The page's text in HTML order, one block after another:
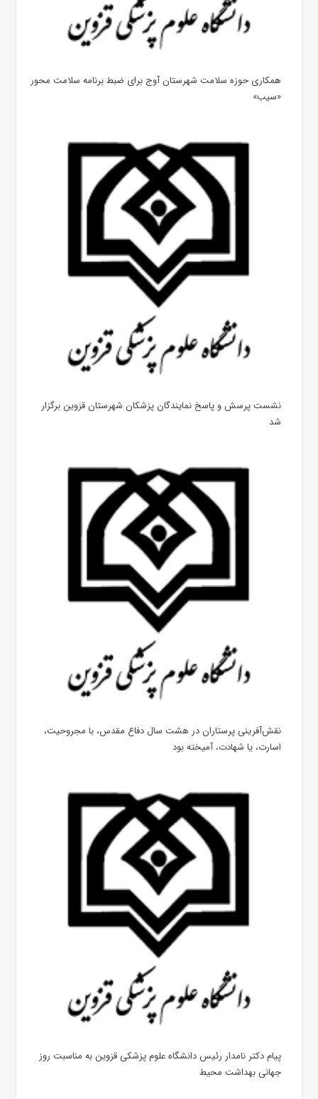
همکاری حوزه سلامت شهرستان آوج برای ضبط برنامه سلامت محور
«سیب»
نشست پرسش و پاسخ نمایندگان پزشکان شهرستان قزوین برگزار
شد
نقش‌آفرینی پرستاران در هشت سال دفاع مقدس، با مجروحیت،
اسارت، یا شهادت، آمیخته بود
پیام دکتر نامدار رئیس دانشگاه علوم پزشکی قزوین به مناسبت روز
جهانی بهداشت محیط